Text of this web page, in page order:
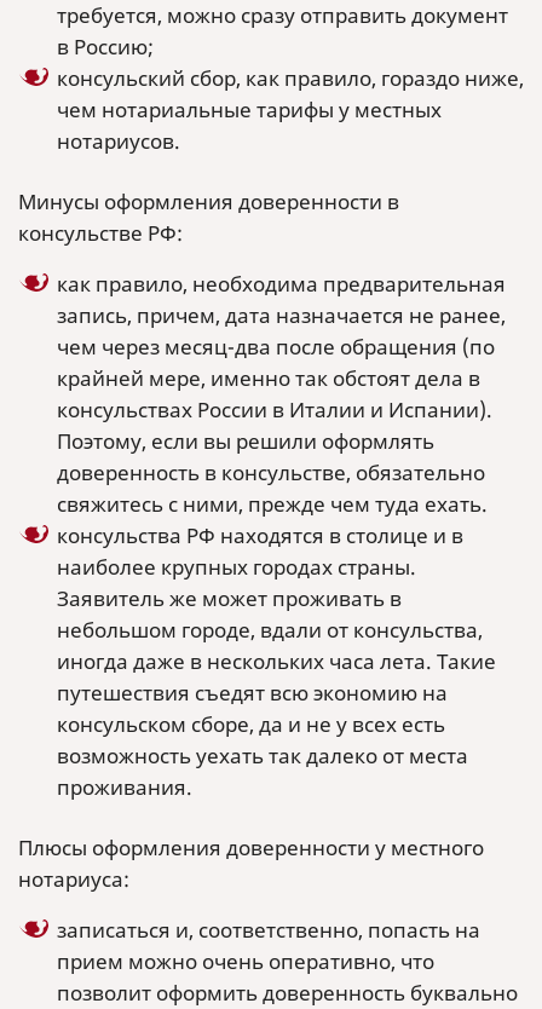
требуется, можно сразу отправить документ
в Россию;
консульский сбор, как правило, гораздо ниже,
чем нотариальные тарифы у местных
нотариусов.
Минусы оформления доверенности в
консульстве РФ:
как правило, необходима предварительная
запись, причем, дата назначается не ранее,
чем через месяц-два после обращения (по
крайней мере, именно так обстоят дела в
консульствах России в Италии и Испании).
Поэтому, если вы решили оформлять
доверенность в консульстве, обязательно
свяжитесь с ними, прежде чем туда ехать.
консульства РФ находятся в столице и в
наиболее крупных городах страны.
Заявитель же может проживать в
небольшом городе, вдали от консульства,
иногда даже в нескольких часа лета. Такие
путешествия съедят всю экономию на
консульском сборе, да и не у всех есть
возможность уехать так далеко от места
проживания.
Плюсы оформления доверенности у местного
нотариуса:
записаться и, соответственно, попасть на
прием можно очень оперативно, что
позволит оформить доверенность буквально